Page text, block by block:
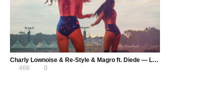
Charly Lownoise & Re-Style & Magro ft. Diede — Love & Desire
468
0